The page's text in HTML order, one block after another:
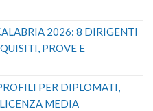
2026: 8 DIRIGENTI
PROVE E
PER DIPLOMATI,
MEDIA